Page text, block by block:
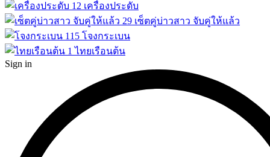
12 เครื่องประดับ
29 เซ็ตคู่บ่าวสาว จับคู่ให้แล้ว
115 โจงกระเบน
1 ไทยเรือนต้น
Sign in